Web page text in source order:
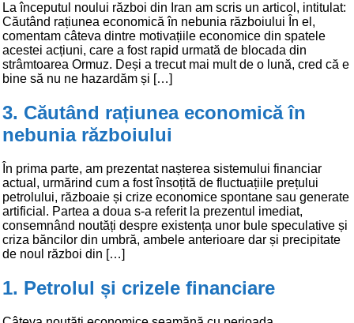
La începutul noului război din Iran am scris un articol, intitulat:
Căutând rațiunea economică în nebunia războiului În el,
comentam câteva dintre motivațiile economice din spatele
acestei acțiuni, care a fost rapid urmată de blocada din
strâmtoarea Ormuz. Deși a trecut mai mult de o lună, cred că e
bine să nu ne hazardăm și […]
3. Căutând rațiunea economică în
nebunia războiului
În prima parte, am prezentat nașterea sistemului financiar
actual, urmărind cum a fost însoțită de fluctuațiile prețului
petrolului, războaie și crize economice spontane sau generate
artificial. Partea a doua s-a referit la prezentul imediat,
consemnând noutăți despre existența unor bule speculative și
criza băncilor din umbră, ambele anterioare dar și precipitate
de noul război din […]
1. Petrolul și crizele financiare